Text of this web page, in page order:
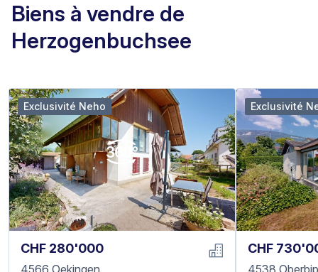
Biens à vendre de
Herzogenbuchsee
CHF 280'000
4566 Oekingen
Exclusivité Neho
CHF
4538
Exclusivité